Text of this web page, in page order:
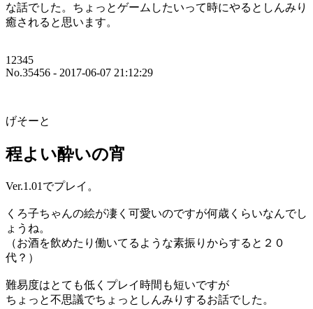
な話でした。ちょっとゲームしたいって時にやるとしんみり
癒されると思います。
12345
No.35456 - 2017-06-07 21:12:29
げそーと
程よい酔いの宵
Ver.1.01でプレイ。
くろ子ちゃんの絵が凄く可愛いのですが何歳くらいなんでし
ょうね。
（お酒を飲めたり働いてるような素振りからすると２０
代？）
難易度はとても低くプレイ時間も短いですが
ちょっと不思議でちょっとしんみりするお話でした。